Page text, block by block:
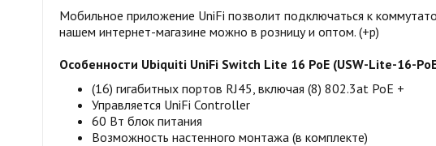
Мобильное приложение UniFi позволит подключаться к
нашем интернет-магазине можно в розницу и оптом. (+р)
Особенности Ubiquiti UniFi Switch Lite 16 PoE (USW-Lite-16-
(16) гигабитных портов RJ45, включая (8) 802.3at PoE +
Управляется UniFi Controller
60 Вт блок питания
Возможность настенного монтажа (в комплекте)